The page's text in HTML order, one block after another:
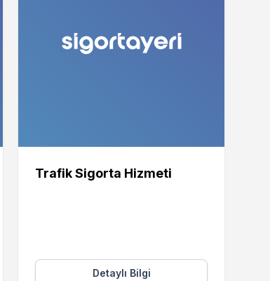
Trafik Sigorta Hizmeti
Detaylı Bilgi